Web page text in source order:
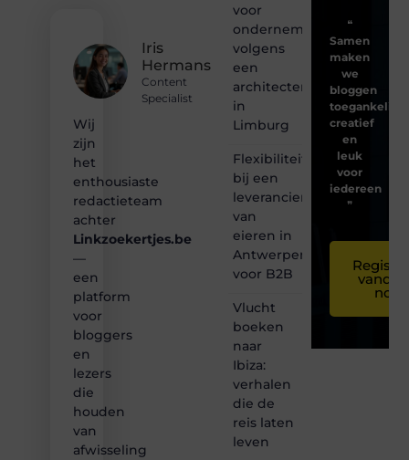
Iris
Hermans
Content
Specialist
Wij
zijn
het
enthousiaste
redactieteam
achter
Linkzoekertjes.be
—
een
platform
voor
bloggers
en
lezers
die
houden
van
afwisseling
voor
ondernemingen
volgens
een
architectenbureau
in
Limburg
Flexibiliteit
bij een
leverancier
van
eieren in
Antwerpen
voor B2B
Vlucht
boeken
naar
Ibiza:
verhalen
die de
reis laten
leven
❝
Samen
maken
we
bloggen
toegankelijk,
creatief
en
leuk
voor
iedereen
❞
nog